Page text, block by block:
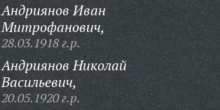
Андриянов Иван
Митрофанович,
28.03.1918 г.р.
Андриянов Николай
Васильевич,
20.05.1920 г.р.